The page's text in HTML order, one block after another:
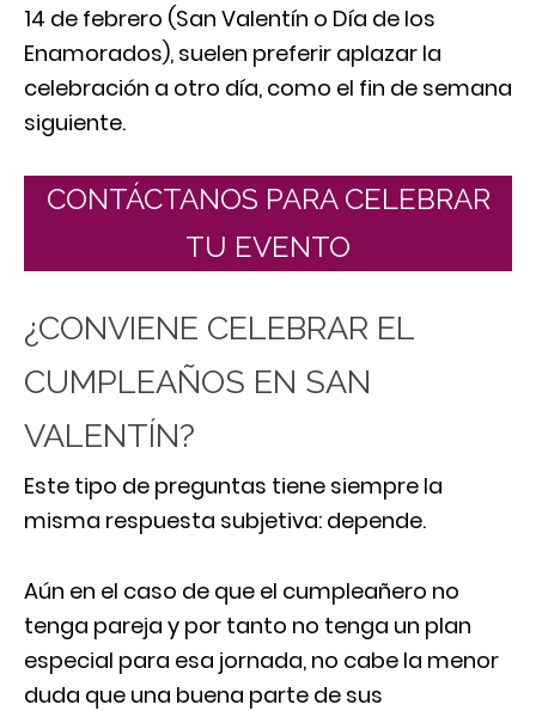
14 de febrero (San Valentín o Día de los
Enamorados), suelen preferir aplazar la
celebración a otro día, como el fin de semana
siguiente.
CONTÁCTANOS PARA CELEBRAR
TU EVENTO
¿CONVIENE CELEBRAR EL
CUMPLEAÑOS EN SAN
VALENTÍN?
Este tipo de preguntas tiene siempre la
misma respuesta subjetiva: depende.
Aún en el caso de que el cumpleañero no
tenga pareja y por tanto no tenga un plan
especial para esa jornada, no cabe la menor
duda que una buena parte de sus